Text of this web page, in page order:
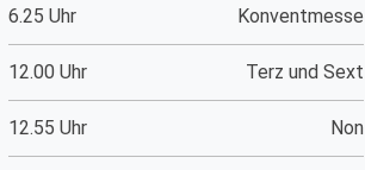
6.25 Uhr Konventmesse
12.00 Uhr Terz und Sext
12.55 Uhr Non